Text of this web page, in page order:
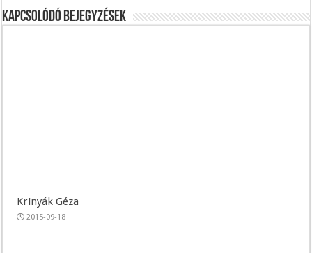
Kapcsolódó bejegyzések
Krinyák Géza
2015-09-18